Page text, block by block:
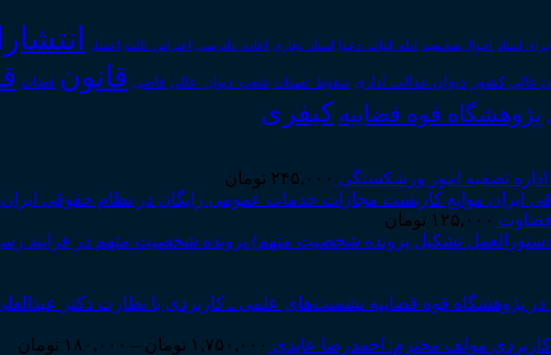
اسناد احوال شخصیه ادله_اثبات_دعوا اسناد_تجاری اعاده_دادرسی اعتراض_ثالث اعسار
عالی کشور دیوان عدالت اداری سقوط_تعهدات شعب_دیوان_عالی قاضی قانون قضات
پژوهشگاه قوه قضاییه کیفری
تصفیه امور ورشکستگی ۲۴۵,۰۰۰ تومان
موانع کاربست مجازات خدمات عمومی رایگان در نظام حقوقی
قضاوت ۱۲۵,۰۰۰ تومان
پرونده شخصیت متهم در فرایند
نشست‌های علمی ـ کاربردی با نظارت دکتر
مولف محترم: احمدرضا عابدی ۱,۷۵۰,۰۰۰ تومان – ۱۸۰,۰۰۰ تومان